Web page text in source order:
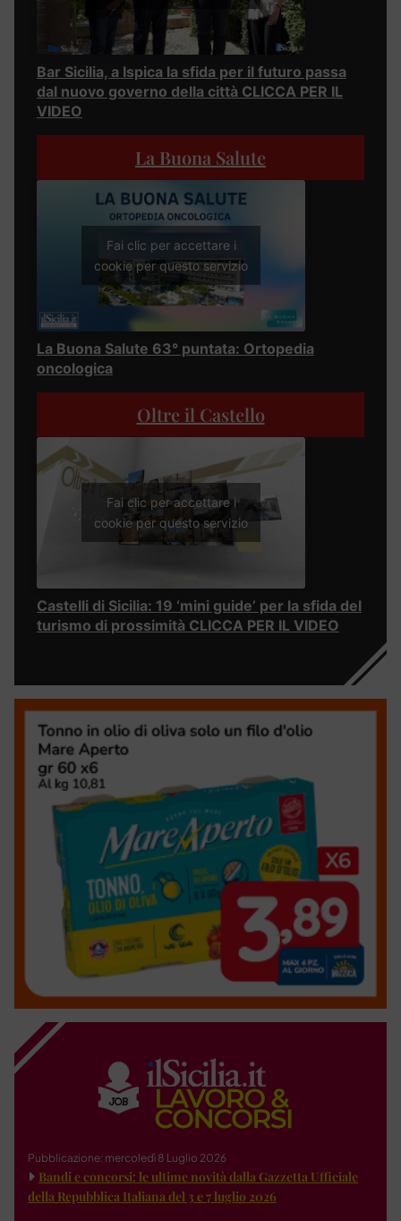
Bar Sicilia, a Ispica la sfida per il futuro passa
dal nuovo governo della città CLICCA PER IL
VIDEO
La Buona Salute
Fai clic per accettare i
cookie per questo servizio
La Buona Salute 63° puntata: Ortopedia
oncologica
Oltre il Castello
Fai clic per accettare i
cookie per questo servizio
Castelli di Sicilia: 19 ‘mini guide’ per la sfida del
turismo di prossimità CLICCA PER IL VIDEO
Pubblicazione: mercoledì 8 Luglio 2026
Bandi e concorsi: le ultime novità dalla Gazzetta Ufficiale
della Repubblica Italiana del 3 e 7 luglio 2026